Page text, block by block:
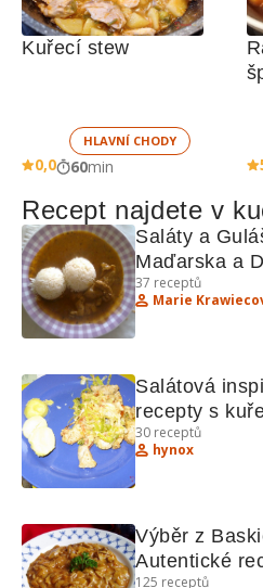
HLAVNÍ CHODY
0,0 60min
Recept najdete v
Saláty a
Maďarska a
37 receptů
Marie
Salátová
recepty s
30 receptů
hynox
Výběr z
Autentické
125 receptů